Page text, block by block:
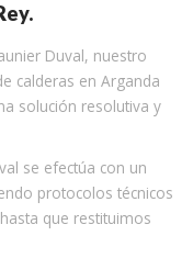
Duval, nuestro
calderas en Arganda
solución resolutiva y
se efectúa con un
protocolos técnicos
que restituimos